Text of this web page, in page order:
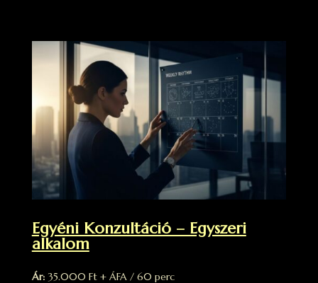
Egyéni Konzultáció – Egyszeri
alkalom
Ár:35.000 Ft + ÁFA / 60 perc